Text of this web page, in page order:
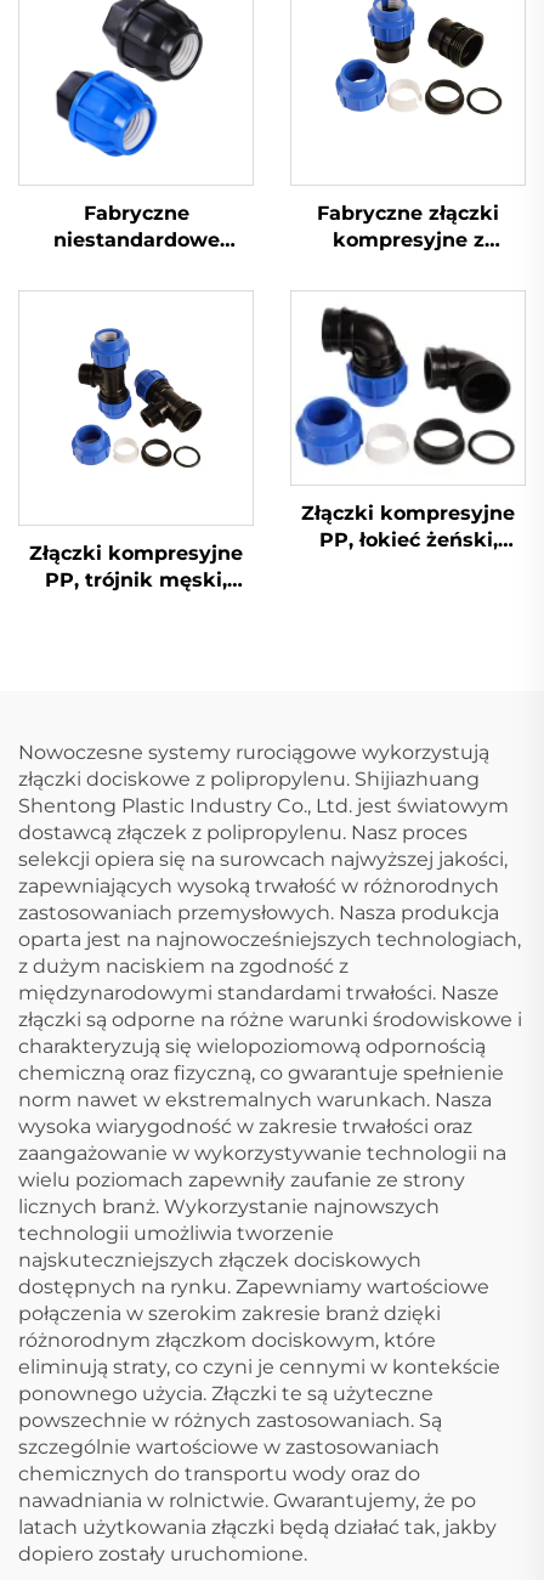
Fabryczne
niestandardowe
kompresyjne
nakrętka końcowa do
rur wodnych PP
Fabryczne złączki
kompresyjne z
niestandardowych
rozmiarach, złączka
wodna żeńska PP
Złączki kompresyjne
PP, trójnik męski,
Złączki kompresyjne
PP, łokieć żeński,
Nowoczesne systemy rurociągowe wykorzystują
złączki dociskowe z polipropylenu. Shijiazhuang
Shentong Plastic Industry Co., Ltd. jest światowym
dostawcą złączek z polipropylenu. Nasz proces
selekcji opiera się na surowcach najwyższej jakości,
zapewniających wysoką trwałość w różnorodnych
zastosowaniach przemysłowych. Nasza produkcja
oparta jest na najnowocześniejszych technologiach,
z dużym naciskiem na zgodność z
międzynarodowymi standardami trwałości. Nasze
złączki są odporne na różne warunki środowiskowe i
charakteryzują się wielopoziomową odpornością
chemiczną oraz fizyczną, co gwarantuje spełnienie
norm nawet w ekstremalnych warunkach. Nasza
wysoka wiarygodność w zakresie trwałości oraz
zaangażowanie w wykorzystywanie technologii na
wielu poziomach zapewniły zaufanie ze strony
licznych branż. Wykorzystanie najnowszych
technologii umożliwia tworzenie
najskuteczniejszych złączek dociskowych
dostępnych na rynku. Zapewniamy wartościowe
połączenia w szerokim zakresie branż dzięki
różnorodnym złączkom dociskowym, które
eliminują straty, co czyni je cennymi w kontekście
ponownego użycia. Złączki te są użyteczne
powszechnie w różnych zastosowaniach. Są
szczególnie wartościowe w zastosowaniach
chemicznych do transportu wody oraz do
nawadniania w rolnictwie. Gwarantujemy, że po
latach użytkowania złączki będą działać tak, jakby
dopiero zostały uruchomione.